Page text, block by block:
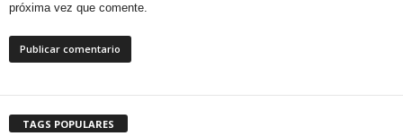
próxima vez que comente.
TAGS POPULARES